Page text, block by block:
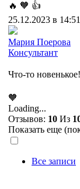
🔥 🧡 👍
25.12.2023 в 14:51
Мария Поерова
Консультант
Что-то
🧡
Loading...
Отзывов: 10 Из
Показать еще
Все записи